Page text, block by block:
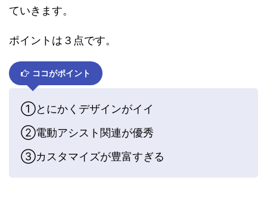
ていきます。
ポイントは３点です。
ココがポイント
①とにかくデザインがイイ
②電動アシスト関連が優秀
③カスタマイズが豊富すぎる